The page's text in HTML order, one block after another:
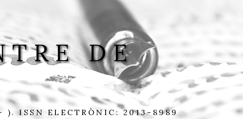
DE
). ISSN ELECTRÒNIC: 2013-8989